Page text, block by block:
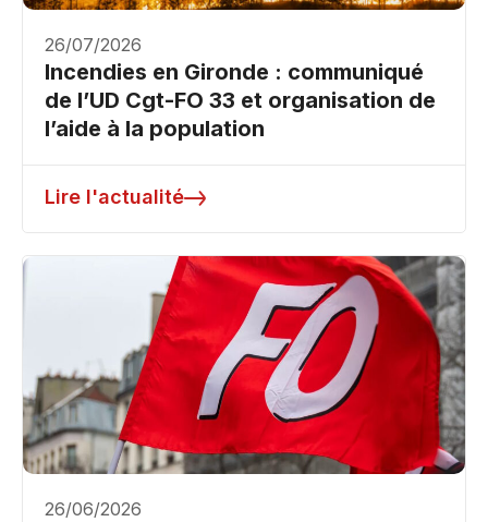
26/07/2026
Incendies en Gironde : communiqué
de l’UD Cgt-FO 33 et organisation de
l’aide à la population
Lire l'actualité
26/06/2026